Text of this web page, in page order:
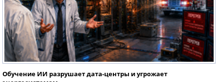
Обучение ИИ разрушает дата-центры и угрожает